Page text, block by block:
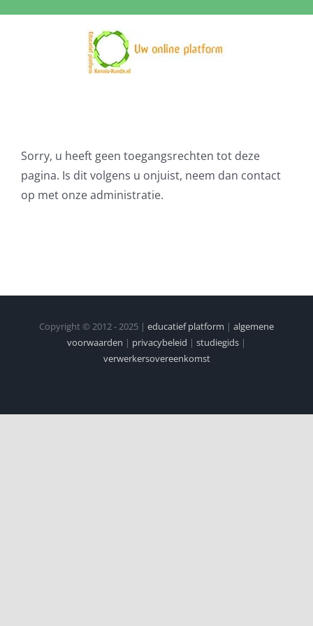
Sorry, u heeft geen toegangsrechten tot deze
pagina. Is dit volgens u onjuist, neem dan contact
op met onze administratie.
Copyright © 2012 - 2025 | educatief platform | algemene
voorwaarden | privacybeleid | studiegids |
verwerkersovereenkomst